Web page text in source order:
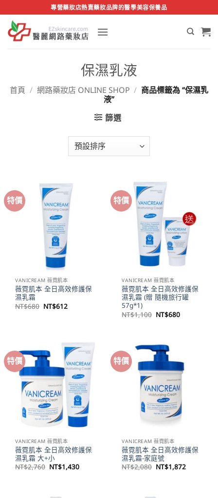
to
content
專營藥妝店熱賣藥妝品牌的醫學美容保養品
保濕乳液
首頁 / 網路藥妝店 ONLINE SHOP / 商品標籤為 “保濕乳
液”
篩選
特價
VANICREAM 薇霓肌本
薇霓肌本 全日高效修護保
濕乳霜
NT$680 原
始
NT$612目
前
特價
VANICREAM 薇霓肌本
薇霓肌本 全日高效修護保
濕乳霜 (贈 隨機旅行罐
57g*1)
NT$1,100 原
始
NT$680目
特價
VANICREAM 薇霓肌本
薇霓肌本 全日高效修護保
濕乳霜 大+小
NT$2,760 原
NT$1,430目
特價
VANICREAM 薇霓肌本
薇霓肌本 全日高效修護保
濕乳霜-家庭號
NT$2,080 原
NT$1,872目